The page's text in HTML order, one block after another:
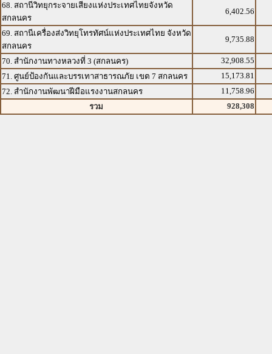
68. สถานีวิทยุกระจายเสียงแห่งประเทศไทยจังหวัด
สกลนคร
6,402.56
69. สถานีเครื่องส่งวิทยุโทรทัศน์แห่งประเทศไทย จังหวัด
สกลนคร
9,735.88
70. สำนักงานทางหลวงที่ 3 (สกลนคร)
32,908.55
71. ศูนย์ป้องกันและบรรเทาสาธารณภัย เขต 7 สกลนคร
15,173.81
72. สำนักงานพัฒนาฝีมือแรงงานสกลนคร
11,758.96
รวม
928,308